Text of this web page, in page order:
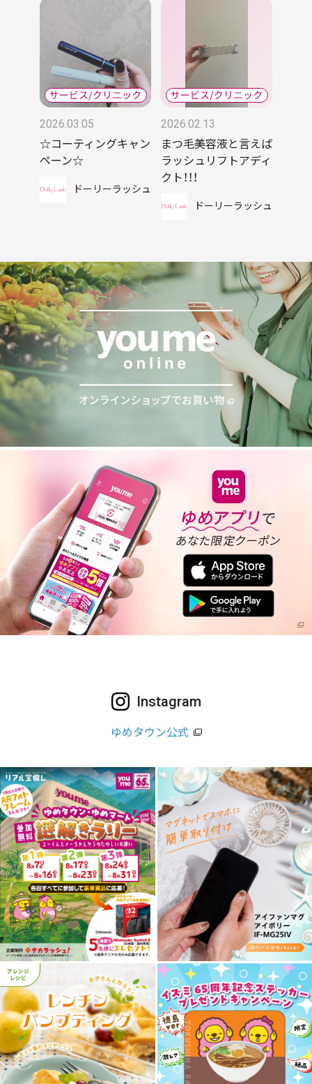
2026.03.05
☆コーティングキャン
ペーン☆
ドーリーラッシュ
2026.02.13
まつ毛美容液と言えば
ラッシュリフトアディ
クト！！！
ドーリーラッシュ
Instagram
ゆめタウン公式